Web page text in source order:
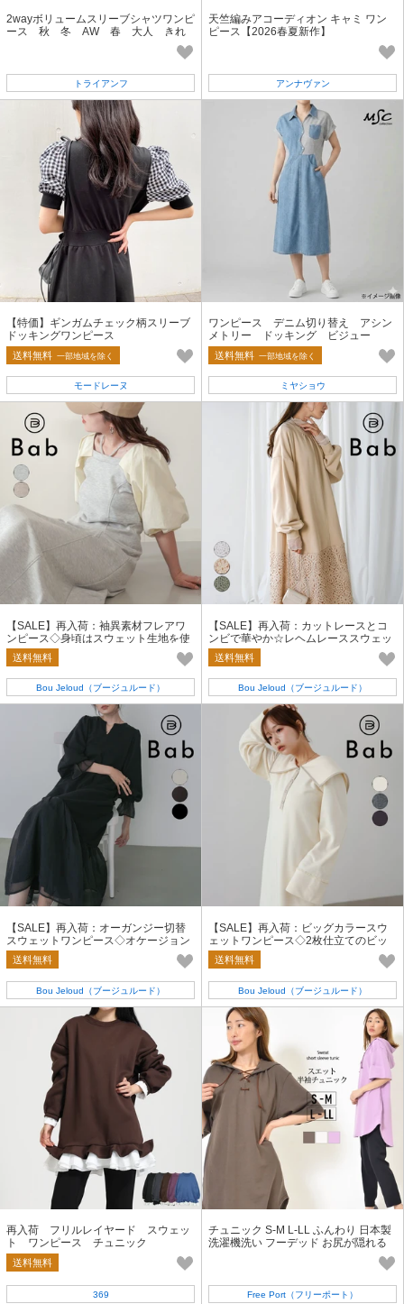
2wayボリュームスリーブシャツワンピ
ース 秋 冬 AW 春 大人 きれ
トライアンフ
天竺編みアコーディオン キャミ ワン
ピース【2026春夏新作】
アンナヴァン
【特価】ギンガムチェック柄スリーブ
ドッキングワンピース
送料無料 一部地域を除く
モードレーヌ
ワンピース デニム切り替え アシン
メトリー ドッキング ビジュー
送料無料 一部地域を除く
ミヤショウ
【SALE】再入荷：袖異素材フレアワ
ンピース◇身頃はスウェット生地を使
用したワンピース
送料無料
Bou Jeloud（ブージュルード）
【SALE】再入荷：カットレースとコ
ンビで華やか☆レヘムレーススウェッ
トワンピース
送料無料
Bou Jeloud（ブージュルード）
【SALE】再入荷：オーガンジー切替
スウェットワンピース◇オケージョン
にも日常使いにも
送料無料
Bou Jeloud（ブージュルード）
【SALE】再入荷：ビッグカラースウ
ェットワンピース◇2枚仕立てのビッ
グカラーにパイピング
送料無料
Bou Jeloud（ブージュルード）
再入荷 フリルレイヤード スウェッ
ト ワンピース チュニック
送料無料
369
チュニック S-M L-LL ふんわり 日本製
洗濯機洗い フーデッド お尻が隠れる
Free Port（フリーポート）